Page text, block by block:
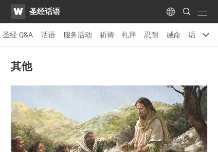
WATV圣经话语 Language
Search
Submit
圣经 Q&A 话语 服务活动 祈祷 礼拜 忍耐 诫命 话 其他
其他